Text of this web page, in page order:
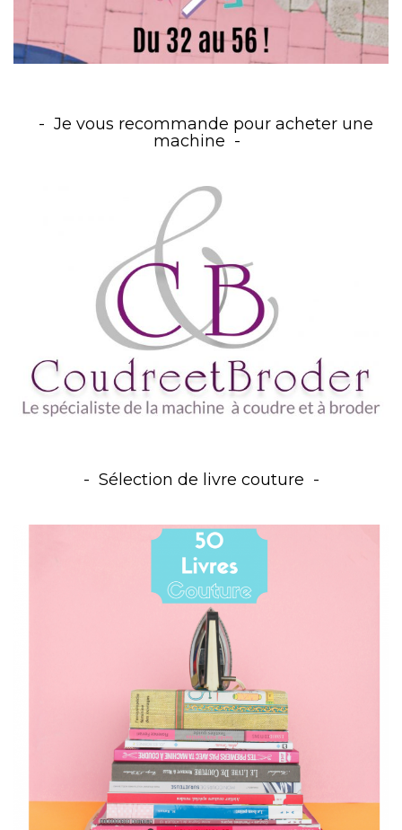
Je vous recommande pour acheter une
machine
Sélection de livre couture